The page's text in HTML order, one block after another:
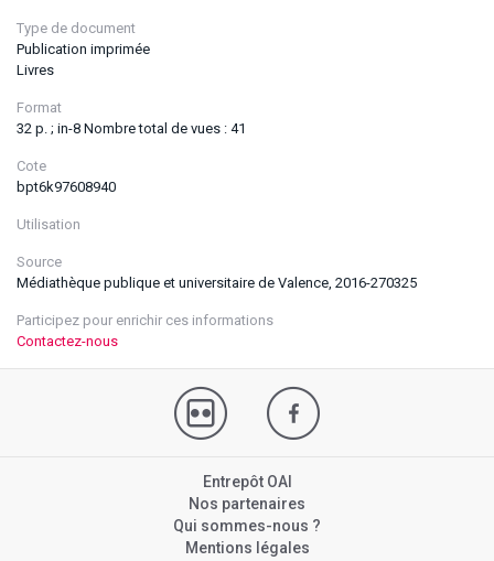
Type de document
Publication imprimée
Livres
Format
32 p. ; in-8 Nombre total de vues : 41
Cote
bpt6k97608940
Utilisation
Source
Médiathèque publique et universitaire de Valence, 2016-270325
Participez pour enrichir ces informations
Contactez-nous
Entrepôt OAI
Nos partenaires
Qui sommes-nous ?
Mentions légales